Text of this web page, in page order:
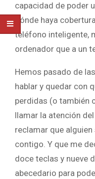
capacidad de poder
dónde haya
teléfono inteligente,
ordenador que a un
Hemos pasado de
hablar y quedar con
perdidas (o también
llamar la atención
reclamar que
contigo. Y que me
doce teclas y nueve
abecedario para